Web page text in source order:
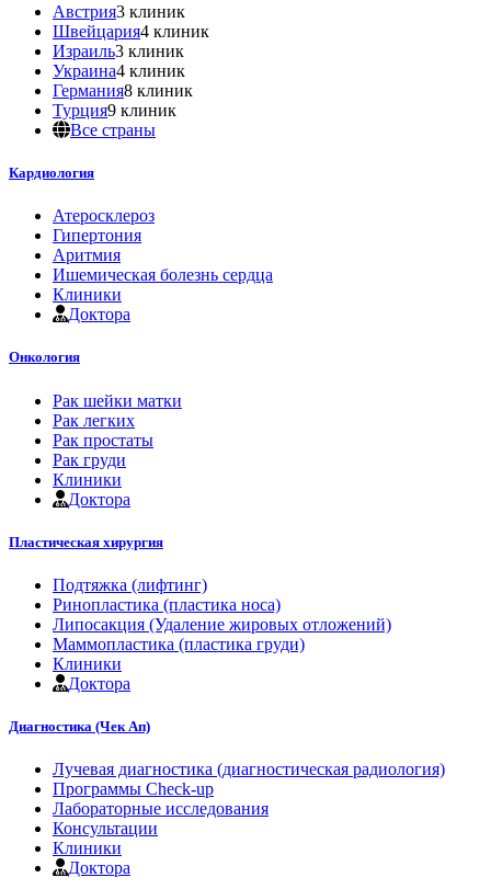
Австрия3 клиник
Швейцария4 клиник
Израиль3 клиник
Украина4 клиник
Германия8 клиник
Турция9 клиник
Все страны
Кардиология
Атеросклероз
Гипертония
Аритмия
Ишемическая болезнь сердца
Клиники
Доктора
Онкология
Рак шейки матки
Рак легких
Рак простаты
Рак груди
Клиники
Доктора
Пластическая хирургия
Подтяжка (лифтинг)
Ринопластика (пластика носа)
Липосакция (Удаление жировых отложений)
Маммопластика (пластика груди)
Клиники
Доктора
Диагностика (Чек Ап)
Лучевая диагностика (диагностическая радиология)
Программы Check-up
Лабораторные исследования
Консультации
Клиники
Доктора